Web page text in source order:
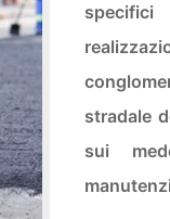
stradale
sui